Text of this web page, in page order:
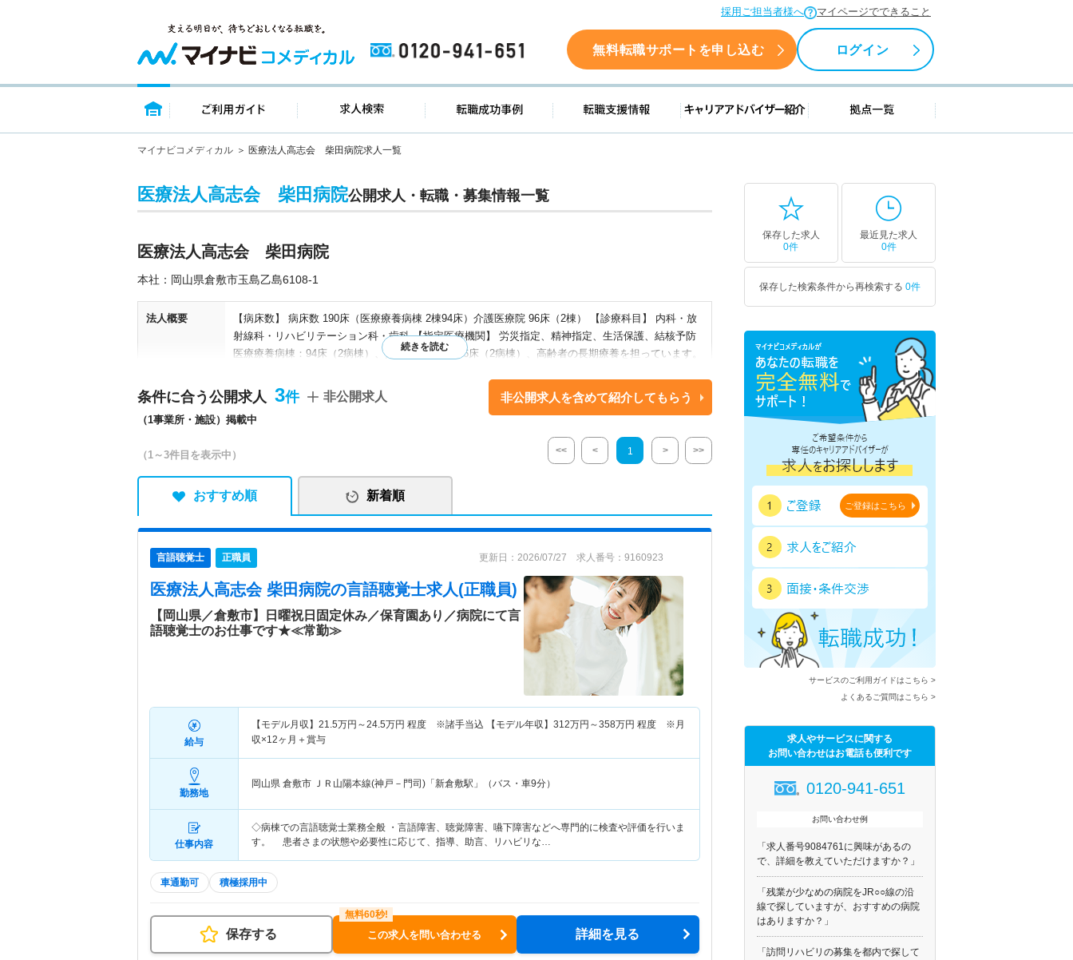
採用ご担当者様へ マイページでできること
0120-941-651 無料転職サポートを申し込む ログイン
トップページ ご利用ガイド 求人検索 転職成功事例 転職支援情報 キャリアアドバイザー紹介 拠点一覧
マイナビコメディカル 医療法人高志会 柴田病院求人一覧
医療法人高志会 柴田病院公開求人・転職・募集情報一覧
医療法人高志会 柴田病院
本社：岡山県倉敷市玉島乙島6108-1
法人概要
【病床数】 病床数 190床（医療療養病棟 2棟94床）介護医療院 96床（2棟） 【診療科目】 内科・放
射線科・リハビリテーション科・歯科 【指定医療機関】 労災指定、精神指定、生活保護、結核予防
医療療養病棟：94床（2病棟）、介護療養病棟：96床（2病棟）、高齢者の長期療養を担っています。
特色
岡山県倉敷市に位置する慢性期の病院です。昭和55年9月に設立され、今に至っています。 病気療養
中の方々が、生き甲斐を持って生活できるよう応援しつつ治療に取り組んでいます。 「おかやま子育
て応援宣言企業」として仕事と子育てが両立しやすい環境を目指して努めております。
条件に合う公開求人 3
（1事業所・施設）掲載中
非公開求人 非公開求人を含めて紹介してもらう
（1～3件目を表示中） << < 1 > >>
おすすめ順 新着順
言語聴覚士 正職員 更新日：2026/07/27 求人番号：9160923
医療法人高志会 柴田病院の言語聴覚士求人(正職員)
【岡山県／倉敷市】日曜祝日固定休み／保育園あり／病院にて言
語聴覚士のお仕事です★≪常勤≫
給与
【モデル月収】 21.5万円～24.5万円 程度 ※諸手当込 【モデル年収】 312万円～358万円 程度 ※月
収×12ヶ月＋賞与
勤務地
岡山県 倉敷市 ＪＲ山陽本線(神戸－門司)「新倉敷駅」（バス・車9分）
仕事内容
◇病棟での言語聴覚士業務全般 ・言語障害、聴覚障害、嚥下障害などへ専門的に検査や評価を行いま
す。 患者さまの状態や必要性に応じて、指導、助言、リハビリな…
車通勤可 積極採用中
保存する この求人を問い合わせる 詳細を見る
保存した求人
0件
最近見た求人
0件
保存した検索条件から再検索する 0件
ご登録はこちら
サービスのご利用ガイドはこちら >
よくあるご質問はこちら >
求人やサービスに関する
お問い合わせはお電話も便利です
0120-941-651
お問い合わせ例
「求人番号9084761に興味があるの
で、詳細を教えていただけますか？」
「残業が少なめの病院をJR○○線の沿
線で探していますが、おすすめの病院
はありますか？」
「訪問リハビリの募集を都内で探して